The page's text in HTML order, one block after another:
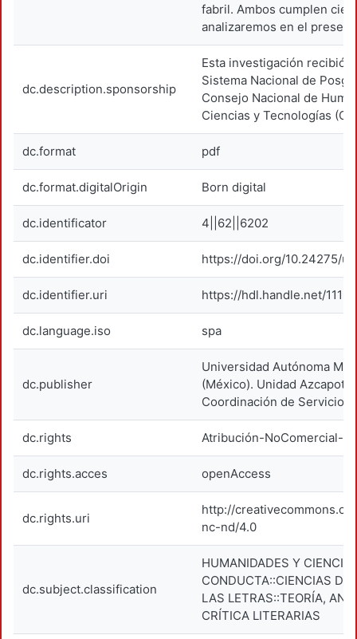
fabril. Ambos cumplen
analizaremos en el
dc.description.sponsorship
Esta investigación recibió
Sistema Nacional de
Consejo Nacional de
Ciencias y Tecnologías
dc.format pdf
dc.format.digitalOrigin Born digital
dc.identificator 4||62||6202
dc.identifier.doi https://doi.org/10.24275/
dc.identifier.uri https://hdl.handle.net/
dc.language.iso spa
dc.publisher
Universidad Autónoma
(México). Unidad
Coordinación de Servicios
dc.rights Atribución-NoComercial-
dc.rights.acces openAccess
dc.rights.uri
http://
nc-nd/4.0
dc.subject.classification
HUMANIDADES Y
CONDUCTA::CIENCIAS DE
LAS LETRAS::TEORÍA,
CRÍTICA LITERARIAS